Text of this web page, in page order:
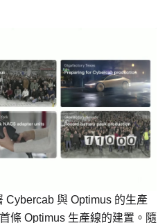
Cybercab 與 Optimus 的生產
條 Optimus 生產線的建置。隨